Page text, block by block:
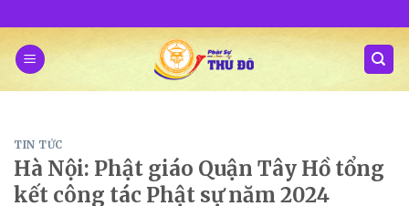
content
TIN TỨC
Hà Nội: Phật giáo Quận Tây Hồ tổng
kết công tác Phật sự năm 2024